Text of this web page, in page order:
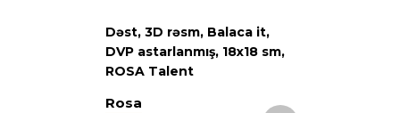
Dəst, 3D rəsm, Balaca it,
DVP astarlanmış, 18x18 sm,
ROSA Talent
Rosa